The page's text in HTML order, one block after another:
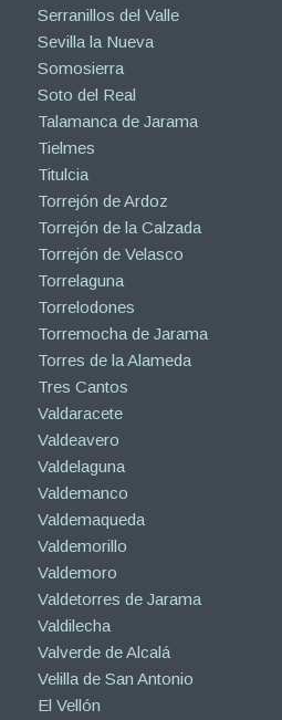
Serranillos del Valle
Sevilla la Nueva
Somosierra
Soto del Real
Talamanca de Jarama
Tielmes
Titulcia
Torrejón de Ardoz
Torrejón de la Calzada
Torrejón de Velasco
Torrelaguna
Torrelodones
Torremocha de Jarama
Torres de la Alameda
Tres Cantos
Valdaracete
Valdeavero
Valdelaguna
Valdemanco
Valdemaqueda
Valdemorillo
Valdemoro
Valdetorres de Jarama
Valdilecha
Valverde de Alcalá
Velilla de San Antonio
El Vellón